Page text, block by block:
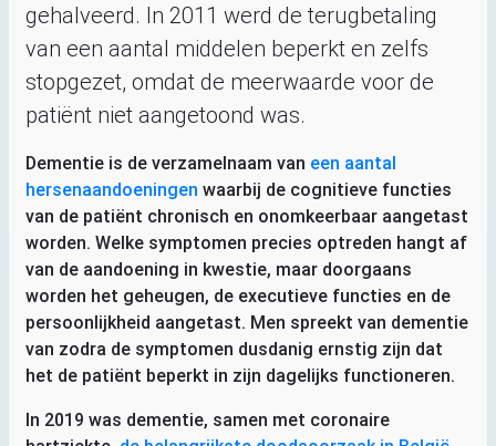
gehalveerd. In 2011 werd de terugbetaling
van een aantal middelen beperkt en zelfs
stopgezet, omdat de meerwaarde voor de
patiënt niet aangetoond was.
Dementie is de verzamelnaam van een aantal
hersenaandoeningen waarbij de cognitieve functies
van de patiënt chronisch en onomkeerbaar aangetast
worden. Welke symptomen precies optreden hangt af
van de aandoening in kwestie, maar doorgaans
worden het geheugen, de executieve functies en de
persoonlijkheid aangetast. Men spreekt van dementie
van zodra de symptomen dusdanig ernstig zijn dat
het de patiënt beperkt in zijn dagelijks functioneren.
In 2019 was dementie, samen met coronaire